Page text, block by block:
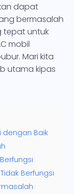
dapat
bermasalah
tepat untuk
mobil
Mari kita
utama kipas
dengan Baik
Berfungsi